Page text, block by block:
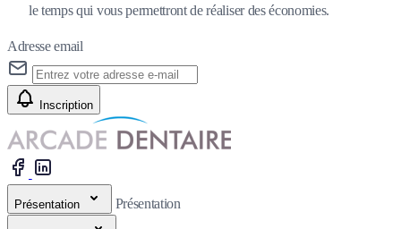
le temps qui vous permettront de réaliser des économies.
Adresse email
Inscription
Présentation Présentation